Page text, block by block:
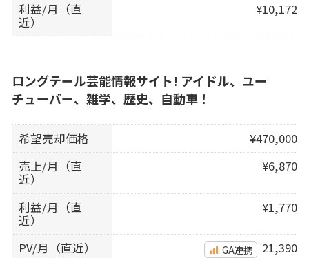
利益/月（直
近）
¥10,172
ロングテール芸能情報サイト! アイドル、ユー
チューバー、雑学、歴史、自動車！
希望売却価格
¥470,000
売上/月（直
近）
¥6,870
利益/月（直
近）
¥1,770
PV/月（直近） GA連携 21,390